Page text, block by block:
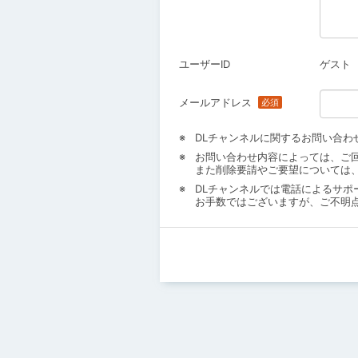
ユーザーID ゲスト
メールアドレス
DLチャンネルに関するお問い合
お問い合わせ内容によっては、ご
また削除要請やご要望については
DLチャンネルでは電話によるサ
お手数ではございますが、ご不明